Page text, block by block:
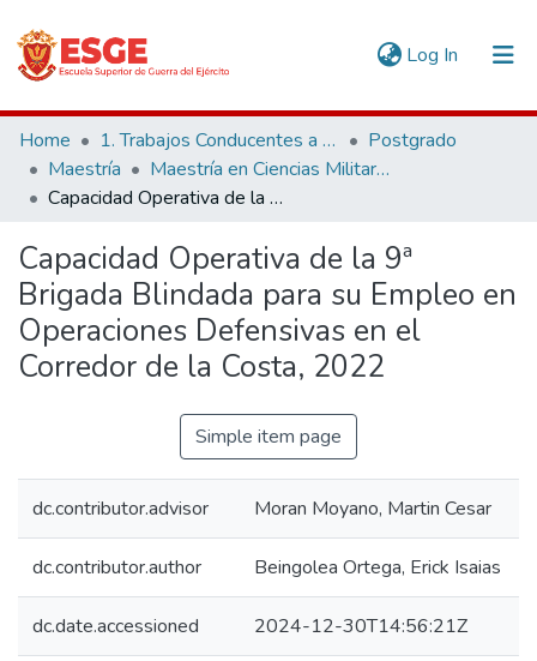
Log In (current)
Communities & Collections
All of DSpace
Home 1. Trabajos Conducentes a Grados y Títulos
Postgrado
Maestría
Maestría en Ciencias Militares
Capacidad Operativa de la 9ª Brigada Blindada para su Empleo en Operaciones Defensivas en el Corredor de la Costa, 2022
Capacidad Operativa de la 9ª
Brigada Blindada para su Empleo en
Operaciones Defensivas en el
Corredor de la Costa, 2022
Simple item page
dc.contributor.advisor Moran Moyano, Martin Cesar
dc.contributor.author Beingolea Ortega, Erick Isaias
dc.date.accessioned 2024-12-30T14:56:21Z